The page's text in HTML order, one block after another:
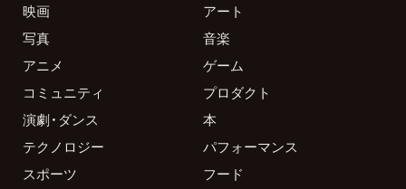
映画
アート
写真
音楽
アニメ
ゲーム
コミュニティ
プロダクト
演劇・ダンス
本
テクノロジー
パフォーマンス
スポーツ
フード